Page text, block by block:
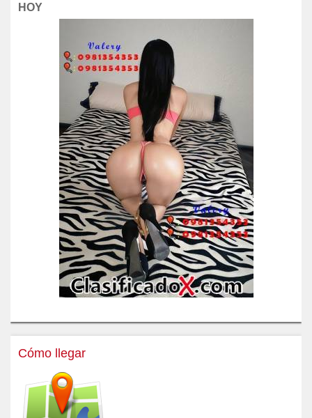
HOY
Cómo llegar